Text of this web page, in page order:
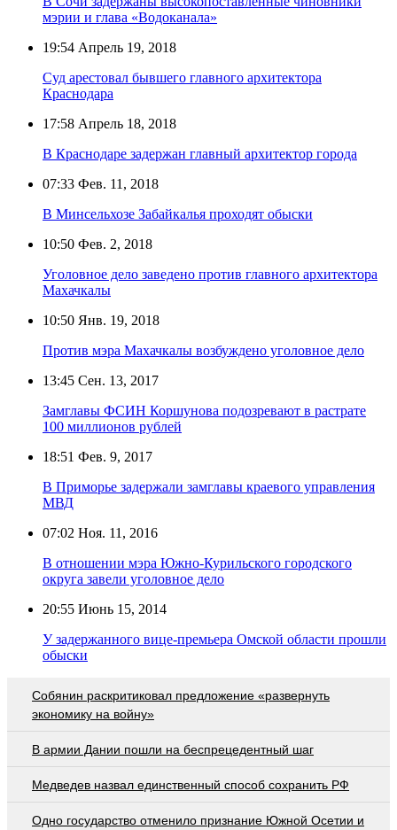
мэрии и глава «Водоканала»
19:54 Апрель 19, 2018
Суд арестовал бывшего главного архитектора
Краснодара
17:58 Апрель 18, 2018
В Краснодаре задержан главный архитектор города
07:33 Фев. 11, 2018
В Минсельхозе Забайкалья проходят обыски
10:50 Фев. 2, 2018
Уголовное дело заведено против главного архитектора
Махачкалы
10:50 Янв. 19, 2018
Против мэра Махачкалы возбуждено уголовное дело
13:45 Сен. 13, 2017
Замглавы ФСИН Коршунова подозревают в растрате
100 миллионов рублей
18:51 Фев. 9, 2017
В Приморье задержали замглавы краевого управления
МВД
07:02 Ноя. 11, 2016
В отношении мэра Южно-Курильского городского
округа завели уголовное дело
20:55 Июнь 15, 2014
У задержанного вице-премьера Омской области прошли
обыски
Собянин раскритиковал предложение «развернуть
экономику на войну»
В армии Дании пошли на беспрецедентный шаг
Медведев назвал единственный способ сохранить РФ
Одно государство отменило признание Южной Осетии и